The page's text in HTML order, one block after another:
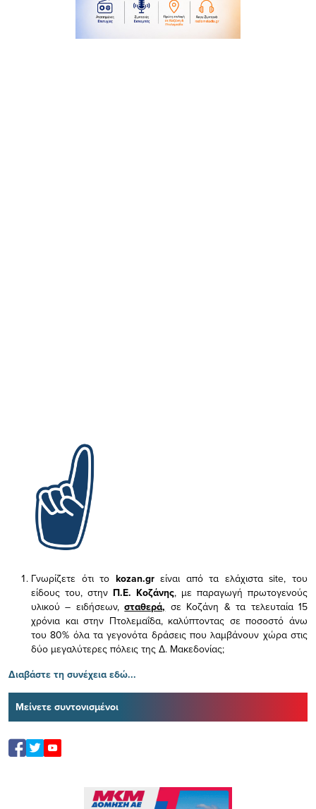
Γνωρίζετε ότι το kozan.gr είναι από τα ελάχισταsite, του
είδους του, στην Π.Ε. Κοζάνης, με παραγωγή πρωτογενούς
υλικού – ειδήσεων,σταθερά, σε Κοζάνη & τα τελευταία 15
χρόνια και στην Πτολεμαΐδα, καλύπτοντας σε ποσοστό άνω
του 80% όλα τα γεγονότα δράσεις που λαμβάνουν χώρα στις
δύο μεγαλύτερες πόλεις της Δ. Μακεδονίας;
Διαβάστε τη συνέχεια εδώ...
Μείνετε συντονισμένοι